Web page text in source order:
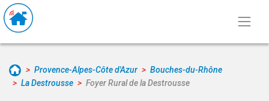
Provence-Alpes-Côte d'Azur
Bouches-du-Rhône
La Destrousse
Foyer Rural de la Destrousse